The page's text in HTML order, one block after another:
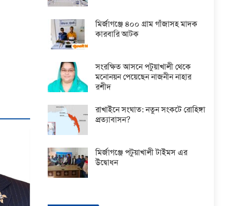
মির্জাগঞ্জে ৪০০ গ্রাম গাঁজাসহ মাদক
কারবারি আটক
সংরক্ষিত আসনে পটুয়াখালী থেকে
মনোনয়ন পেয়েছেন নাজনীন নাহার
রশীদ
রাখাইনে সংঘাত: নতুন সংকটে রোহিঙ্গা
প্রত্যাবাসন?
মির্জাগঞ্জে পটুয়াখালী টাইমস এর
উদ্বোধন